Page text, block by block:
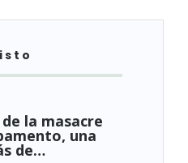
de la masacre
una
de…